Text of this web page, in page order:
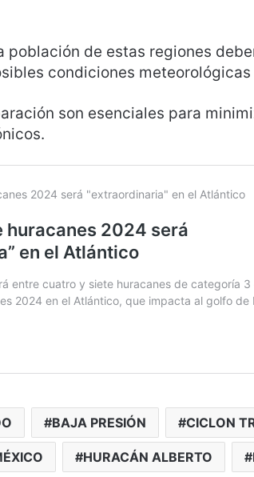
población de estas regiones
condiciones meteorológicas
son esenciales para
BAJA PRESIÓN CICLON
HURACÁN ALBERTO